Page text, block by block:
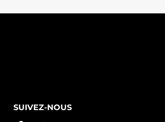
SUIVEZ-NOUS